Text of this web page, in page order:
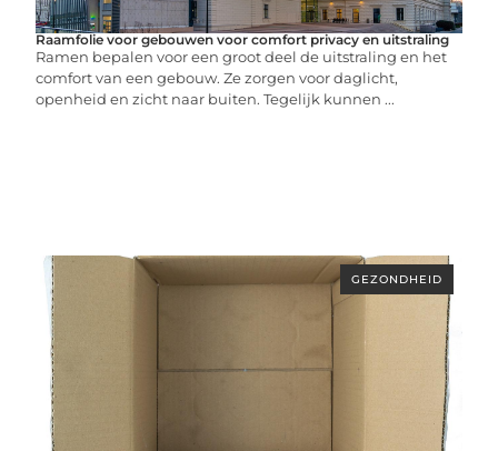
Raamfolie voor gebouwen voor comfort privacy en uitstraling
Ramen bepalen voor een groot deel de uitstraling en het
comfort van een gebouw. Ze zorgen voor daglicht,
openheid en zicht naar buiten. Tegelijk kunnen ...
GEZONDHEID